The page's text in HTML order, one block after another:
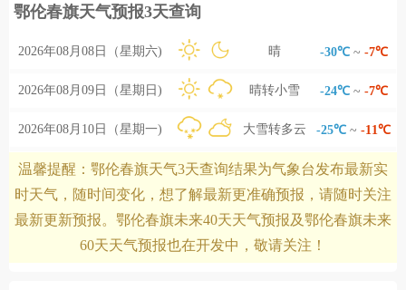
鄂伦春旗天气预报3天查询
2026年08月08日（星期六) 晴 -30℃~ -7℃
2026年08月09日（星期日) 晴转小雪 -24℃~ -7℃
2026年08月10日（星期一) 大雪转多云 -25℃ ~ -11℃
温馨提醒：鄂伦春旗天气3天查询结果为气象台发布最新实
时天气，随时间变化，想了解最新更准确预报，请随时关注
最新更新预报。鄂伦春旗未来40天天气预报及鄂伦春旗未来
60天天气预报也在开发中，敬请关注！